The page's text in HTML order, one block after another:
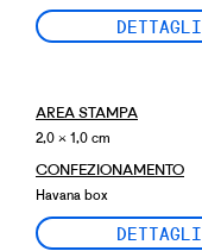
DETTAGLI
AREA STAMPA
2,0 × 1,0 cm
CONFEZIONAMENTO
Havana box
DETTAGLI